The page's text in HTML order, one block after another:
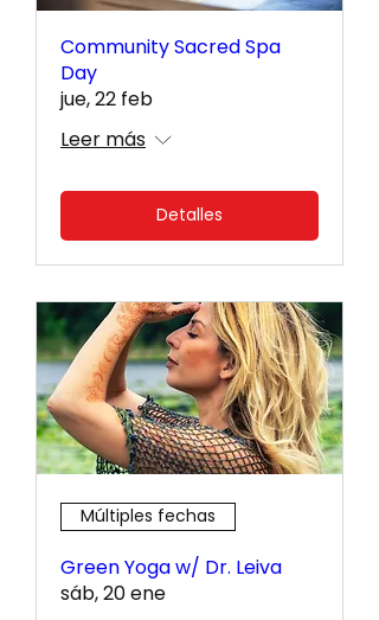
Community Sacred Spa
Day
jue, 22 feb
Leer más
Detalles
Múltiples fechas
Green Yoga w/ Dr. Leiva
sáb, 20 ene